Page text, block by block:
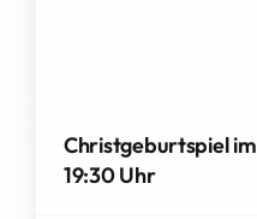
Christgeburtspiel im
19:30 Uhr